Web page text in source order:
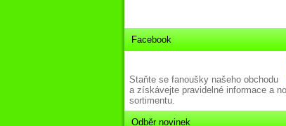
Facebook
Staňte se fanoušky našeho obchodu
a získávejte pravidelné informace a
sortimentu.
Odběr novinek